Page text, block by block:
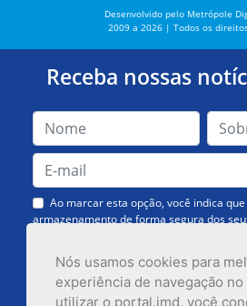
Nós usamos cookies para
experiência de navegação
utilizar o portal.imd, você
Desenvolvido pelo Metrópole
2009 a 2026 | Todos os
Receba nossas
Ao marcar esta opção, você indica
armazenamento de forma segura dos